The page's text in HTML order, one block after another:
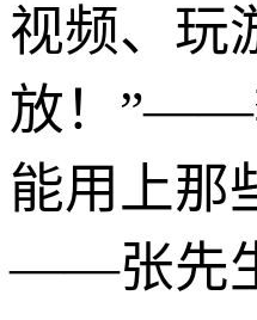
视频、玩
放！”——
能用上那
——张先